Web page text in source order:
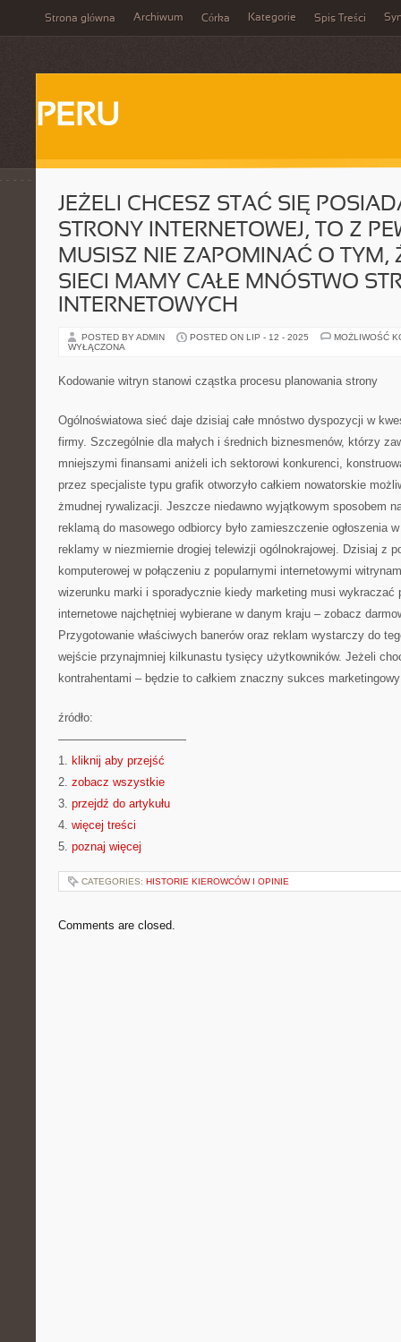
Strona główna Archiwum Córka Kategorie Spis Treści
PERU
JEŻELI CHCESZ STAĆ SIĘ
STRONY INTERNETOWEJ, TO Z
MUSISZ NIE ZAPOMINAĆ O TYM,
SIECI MAMY CAŁE MNÓSTWO
INTERNETOWYCH
POSTED BY ADMIN POSTED ON LIP - 12 - 2025
MOŻLIWOŚĆ
WYŁĄCZONA
Kodowanie witryn stanowi cząstka procesu planowania strony
Ogólnoświatowa sieć daje dzisiaj całe mnóstwo dyspozycji w
firmy. Szczególnie dla małych i średnich biznesmenów, którzy
mniejszymi finansami aniżeli ich sektorowi konkurenci,
przez specjaliste typu grafik otworzyło całkiem nowatorskie
żmudnej rywalizacji. Jeszcze niedawno wyjątkowym sposobem
reklamą do masowego odbiorcy było zamieszczenie ogłoszenia
reklamy w niezmiernie drogiej telewizji ogólnokrajowej. Dzisiaj z
komputerowej w połączeniu z popularnymi internetowymi
wizerunku marki i sporadycznie kiedy marketing musi wykraczać
internetowe najchętniej wybierane w danym kraju – zobacz
Przygotowanie właściwych banerów oraz reklam wystarczy do
wejście przynajmniej kilkunastu tysięcy użytkowników. Jeżeli
kontrahentami – będzie to całkiem znaczny sukces
źródło:
———————————
1. kliknij aby przejść
2. zobacz wszystkie
3. przejdź do artykułu
4. więcej treści
5. poznaj więcej
CATEGORIES: HISTORIE KIEROWCÓW I OPINIE
Comments are closed.